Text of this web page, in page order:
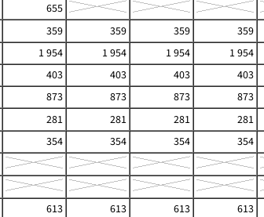
655
359 359 359
359
1 954 1 954 1 954
1 954
403 403 403
403
873 873 873
873
281 281 281
281
354 354 354
354
613 613 613
613